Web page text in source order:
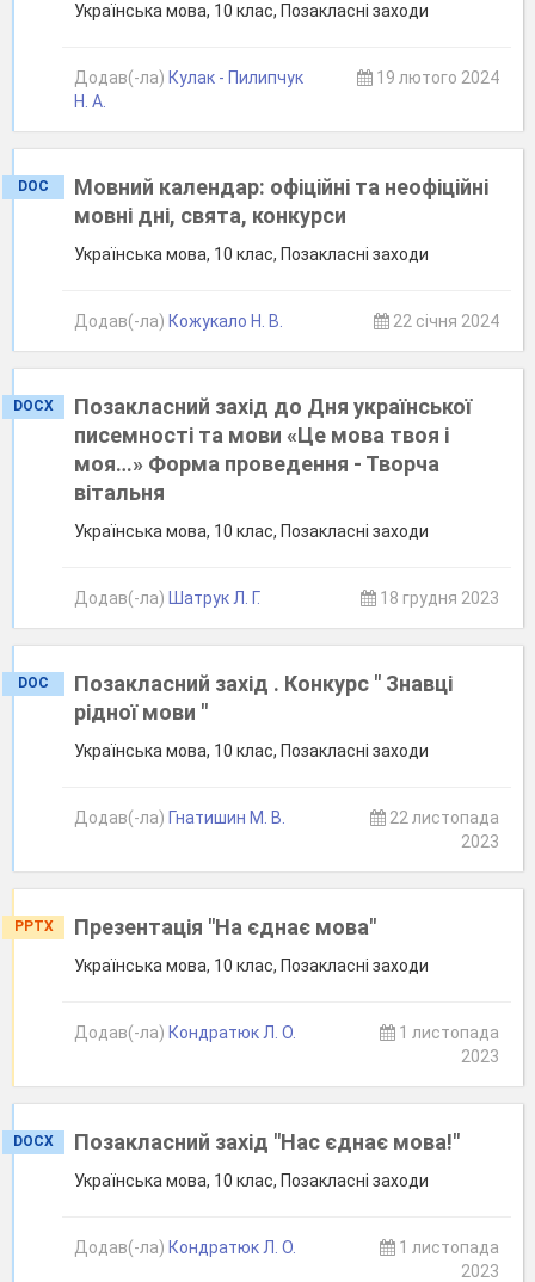
Українська мова, 10 клас, Позакласні заходи
Додав(-ла) Кулак - Пилипчук
Н. А.
19 лютого 2024
DOC
Мовний календар: офіційні та неофіційні
мовні дні, свята, конкурси
Українська мова, 10 клас, Позакласні заходи
Додав(-ла) Кожукало Н. В. 22 січня 2024
DOCX
Позакласний захід до Дня української
писемності та мови «Це мова твоя і
моя…» Форма проведення - Творча
вітальня
Українська мова, 10 клас, Позакласні заходи
Додав(-ла) Шатрук Л. Г. 18 грудня 2023
DOC
Позакласний захід . Конкурс " Знавці
рідної мови "
Українська мова, 10 клас, Позакласні заходи
Додав(-ла) Гнатишин М. В.
22 листопада
2023
PPTX Презентація "На єднає мова"
Українська мова, 10 клас, Позакласні заходи
Додав(-ла) Кондратюк Л. О.
1 листопада
2023
DOCX Позакласний захід "Нас єднає мова!"
Українська мова, 10 клас, Позакласні заходи
Додав(-ла) Кондратюк Л. О.
1 листопада
2023